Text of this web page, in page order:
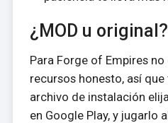
¿MOD u original?
Para Forge of Empires no
recursos honesto, así
archivo de instalación
en Google Play, y jugarlo